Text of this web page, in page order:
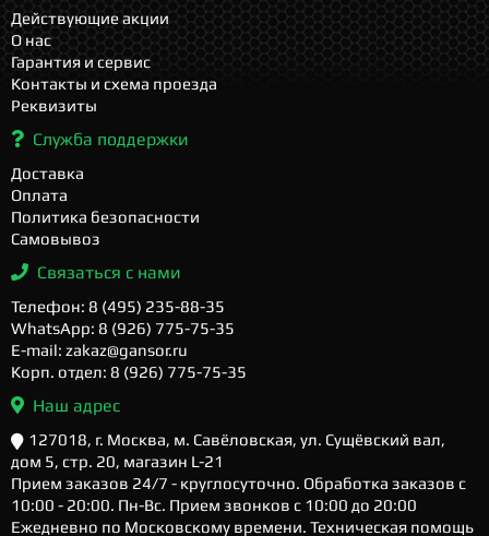
Действующие акции
О нас
Гарантия и сервис
Контакты и схема проезда
Реквизиты
Служба поддержки
Доставка
Оплата
Политика безопасности
Самовывоз
Связаться с нами
Телефон: 8 (495) 235-88-35
WhatsApp: 8 (926) 775-75-35
E-mail: zakaz@gansor.ru
Корп. отдел: 8 (926) 775-75-35
Наш адрес
127018, г. Москва, м. Савёловская, ул. Сущёвский вал,
дом 5, стр. 20, магазин L-21
Прием заказов 24/7 - круглосуточно. Обработка заказов с
10:00 - 20:00. Пн-Вс. Прием звонков с 10:00 до 20:00
Ежедневно по Московскому времени. Техническая помощь